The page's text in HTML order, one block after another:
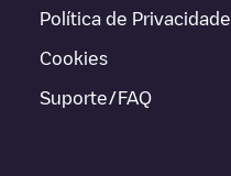
Política de Privacidade
Cookies
Suporte/FAQ